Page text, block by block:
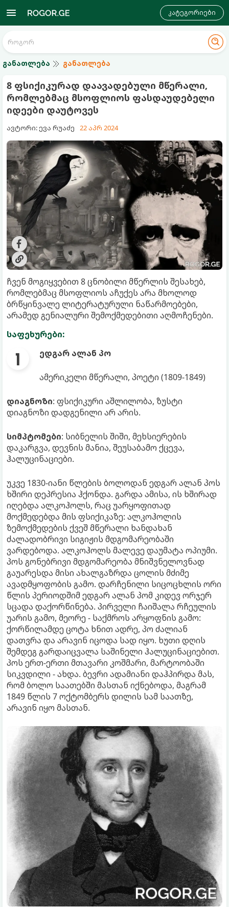
კატეგორიები
განათლება განათლება
8 ფსიქიკურად დაავადებული მწერალი,
რომლებმაც მსოფლიოს ფასდაუდებელი
იდეები დაუტოვეს
ავტორი: ევა რუაძე 22 აპრ 2024
ჩვენ მოგიყვებით 8 ცნობილი მწერლის შესახებ,
რომლებმაც მსოფლიოს აჩუქეს არა მხოლოდ
ბრწყინვალე ლიტერატურული ნაწარმოებები,
არამედ გენიალური შემოქმედებითი აღმოჩენები.
საფეხურები:
ედგარ ალან პო
ამერიკელი მწერალი, პოეტი (1809-1849)
დიაგნოზი: ფსიქიკური აშლილობა, ზუსტი
დიაგნოზი დადგენილი არ არის.
სიმპტომები: სიბნელის შიში, მეხსიერების
დაკარგვა, დევნის მანია, შეუსაბამო ქცევა,
ჰალუცინაციები.
უკვე 1830-იანი წლების ბოლოდან ედგარ ალან პოს
ხშირი დეპრესია ჰქონდა. გარდა ამისა, ის ხშირად
იღებდა ალკოჰოლს, რაც უარყოფითად
მოქმედებდა მის ფსიქიკაზე: ალკოჰოლის
ზემოქმედების ქვეშ მწერალი ხანდახან
ძალადობრივი სიგიჟის მდგომარეობაში
ვარდებოდა. ალკოჰოლს მალევე დაუმატა ოპიუმი.
პოს გონებრივი მდგომარეობა მნიშვნელოვნად
გაუარესდა მისი ახალგაზრდა ცოლის მძიმე
ავადმყოფობის გამო. დარჩენილი სიცოცხლის ორი
წლის პერიოდშიმ ედგარ ალან პომ კიდევ ორჯერ
სცადა დაქორწინება. პირველი ჩაიშალა რჩეულის
უარის გამო, მეორე - საქმროს არყოფნის გამო:
ქორწილამდე ცოტა ხნით ადრე, პო ძალიან
დათვრა და არავინ იცოდა სად იყო. ხუთი დღის
შემდეგ გარდაიცვალა საშინელი ჰალუცინაციებით.
პოს ერთ-ერთი მთავარი კოშმარი, მარტოობაში
სიკვდილი - ახდა. ბევრი ადამიანი დაჰპირდა მას,
რომ ბოლო საათებში მასთან იქნებოდა, მაგრამ
1849 წლის 7 ოქტომბერს დილის სამ საათზე,
არავინ იყო მასთან.